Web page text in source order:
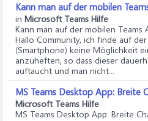
Kann man auf der mobilen
in Microsoft Teams Hilfe
Kann man auf der mobilen Teams
Hallo Community, ich finde auf
(Smartphone) keine Möglichkeit
anzuheften, so dass dieser
auftaucht und man nicht...
MS Teams Desktop App: Breite
Microsoft Teams Hilfe
MS Teams Desktop App: Breite